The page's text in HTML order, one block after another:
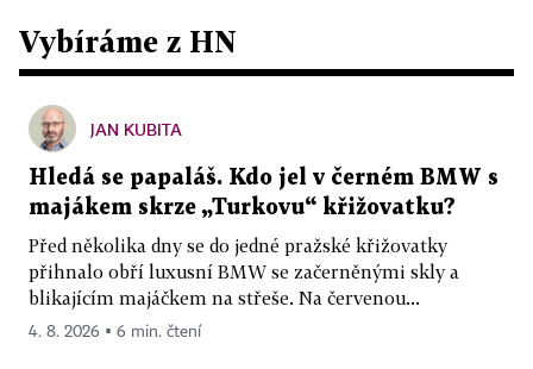
Vybíráme z HN
JAN KUBITA
Hledá se papaláš. Kdo jel v černém BMW s
majákem skrze „Turkovu“ křižovatku?
Před několika dny se do jedné pražské křižovatky
přihnalo obří luxusní BMW se začerněnými skly a
blikajícím majáčkem na střeše. Na červenou...
4. 8. 2026 ▪ 6 min. čtení